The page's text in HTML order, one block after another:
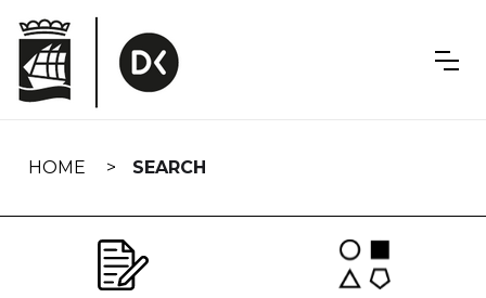
navigation
HOME SEARCH